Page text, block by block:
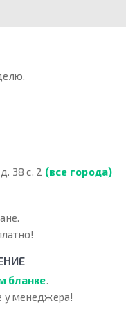
38 с. 2 (все города)
бланке.
у менеджера!